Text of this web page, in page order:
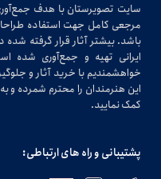
سایت تصویرستان با هدف
مرجعی کامل جهت استفاده
باشد. بیشتر آثار قرار گرفته
ایرانی تهیه و جمع‌آوری شده
خواهشمندیم با خرید آثار و
این هنرمندان را محترم شمرده و
کمک نمایید.
پشتیبانی و راه های ارتباطی: